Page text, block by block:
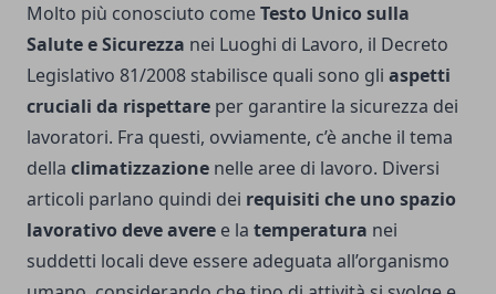
Molto più conosciuto comeTesto Unico sulla
Salute e Sicurezza nei Luoghi di Lavoro, il Decreto
Legislativo 81/2008 stabilisce quali sono gli aspetti
cruciali da rispettare per garantire la sicurezza dei
lavoratori. Fra questi, ovviamente, c’è anche il tema
della climatizzazione nelle aree di lavoro. Diversi
articoli parlano quindi dei requisiti che uno spazio
lavorativo deve avere e la temperatura nei
suddetti locali deve essere adeguata all’organismo